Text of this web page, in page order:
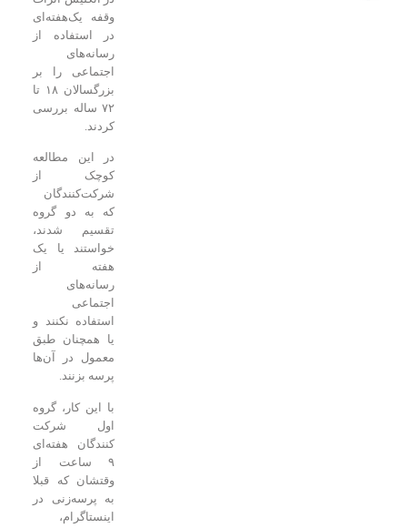
وقفه یک‌هفته‌ای
در استفاده از
اجتماعی را بر
بزرگسالان ۱۸ تا
۷۲ ساله بررسی
در این مطالعه
کوچک از
شرکت‌کنندگان
که به دو گروه
تقسیم شدند،
خواستند یا یک
هفته از
استفاده نکنند و
یا همچنان طبق
معمول در آن‌ها
پرسه بزنند.
با این کار، گروه
اول شرکت
کنندگان هفته‌ای
۹ ساعت از
وقتشان که قبلا
به پرسه‌زنی در
اینستاگرام،